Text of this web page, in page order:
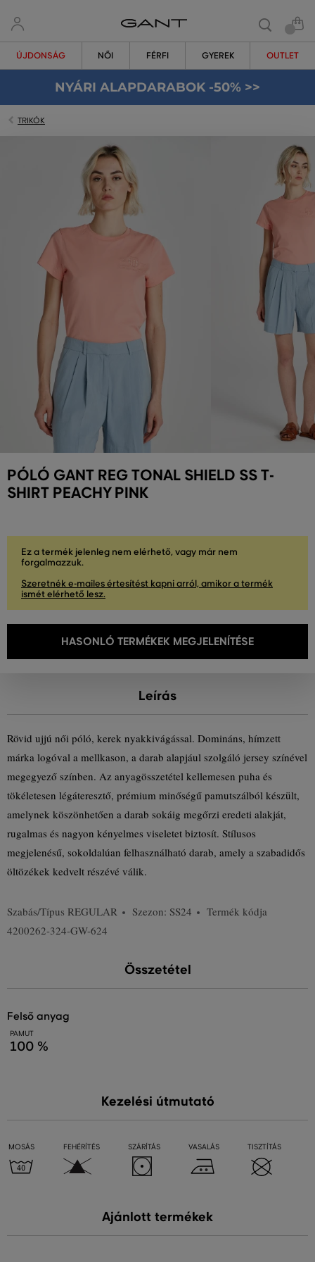
ÚJDONSÁG NŐI FÉRFI GYEREK OUTLET
NYÁRI ALAPDARABOK -50% >>
TRIKÓK
PÓLÓ GANT REG TONAL SHIELD SS T-
SHIRT PEACHY PINK
Ez a termék jelenleg nem elérhető, vagy már nem
forgalmazzuk.
Szeretnék e-mailes értesítést kapni arról, amikor a termék
ismét elérhető lesz.
HASONLÓ TERMÉKEK MEGJELENÍTÉSE
Leírás
Rövid ujjú női póló, kerek nyakkivágással. Domináns, hímzett
márka logóval a mellkason, a darab alapjául szolgáló jersey színével
megegyező színben. Az anyagösszetétel kellemesen puha és
tökéletesen légáteresztő, prémium minőségű pamutszálból készült,
amelynek köszönhetően a darab sokáig megőrzi eredeti alakját,
rugalmas és nagyon kényelmes viseletet biztosít. Stílusos
megjelenésű, sokoldalúan felhasználható darab, amely a szabadidős
öltözékek kedvelt részévé válik.
Szabás/Típus REGULAR Szezon: SS24
Termék kódja
4200262-324-GW-624
Összetétel
felső anyag
PAMUT
100 %
Kezelési útmutató
MOSÁS FEHÉRÍTÉS SZÁRÍTÁS VASALÁS TISZTÍTÁS
Ajánlott termékek